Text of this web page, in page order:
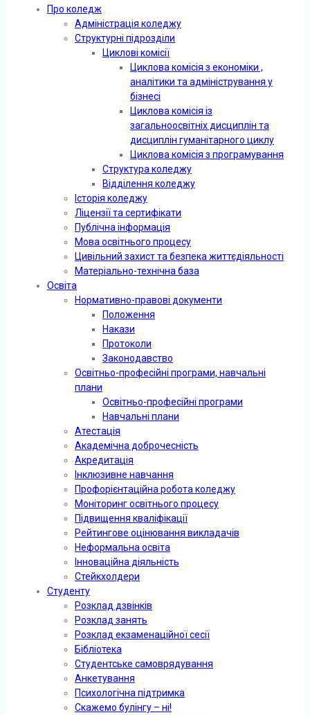
Про коледж
Адміністрація коледжу
Структурні підрозділи
Циклові комісії
Циклова комісія з економіки ,
аналітики та адміністрування у
бізнесі
Циклова комісія із
загальноосвітніх дисциплін та
дисциплін гуманітарного циклу
Циклова комісія з програмування
Структура коледжу
Відділення коледжу
Історія коледжу
Ліцензії та сертифікати
Публічна інформація
Мова освітнього процесу
Цивільний захист та безпека життєдіяльності
Матеріально-технічна база
Освіта
Нормативно-правові документи
Положення
Накази
Протоколи
Законодавство
Освітньо-професійні програми, навчальні
плани
Освітньо-професійні програми
Навчальні плани
Атестація
Академічна доброчесність
Акредитація
Інклюзивне навчання
Профорієнтаційна робота коледжу
Моніторинг освітнього процесу
Підвищення кваліфікації
Рейтингове оцінювання викладачів
Неформальна освіта
Інноваційна діяльність
Стейкхолдери
Студенту
Розклад дзвінків
Розклад занять
Розклад екзаменаційної сесії
Бібліотека
Студентське самоврядування
Анкетування
Психологічна підтримка
Скажемо булінгу – ні!